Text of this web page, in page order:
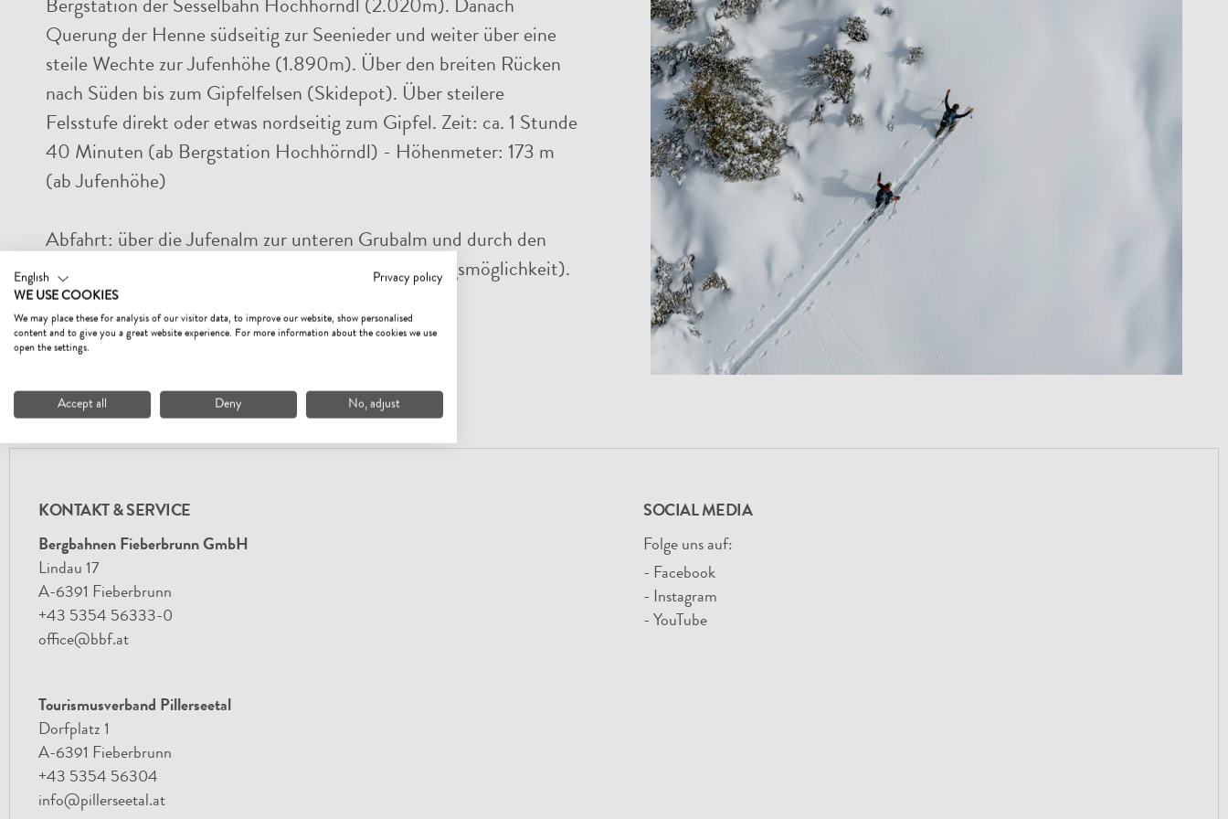
Bergstation der Sesselbahn Hochhörndl (2.020m). Danach
Querung der Henne südseitig zur Seenieder und weiter über eine
steile Wechte zur Jufenhöhe (1.890m). Über den breiten Rücken
nach Süden bis zum Gipfelfelsen (Skidepot). Über steilere
Felsstufe direkt oder etwas nordseitig zum Gipfel. Zeit: ca. 1 Stunde
40 Minuten (ab Bergstation Hochhörndl) - Höhenmeter: 173 m
(ab Jufenhöhe)
Abfahrt: über die Jufenalm zur unteren Grubalm und durch den
Pletzergraben nach Fieberbrunn (auch eine Aufstiegsmöglichkeit).
KONTAKT & SERVICE
Bergbahnen Fieberbrunn GmbH
Lindau 17
A-6391 Fieberbrunn
+43 5354 56333-0
office@bbf.at
Tourismusverband Pillerseetal
Dorfplatz 1
A-6391 Fieberbrunn
+43 5354 56304
info@pillerseetal.at
SOCIAL MEDIA
Folge uns auf:
- Facebook
- Instagram
- YouTube
English
Privacy policy
WE USE COOKIES
We may place these for analysis of our visitor data, to improve our website, show personalised
content and to give you a great website experience. For more information about the cookies we use
open the settings.
Accept all Deny No, adjust